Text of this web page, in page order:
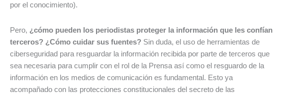
por el conocimiento).
Pero, ¿cómo pueden los periodistas proteger la información que les confían
terceros? ¿Cómo cuidar sus fuentes? Sin duda, el uso de herramientas de
ciberseguridad para resguardar la información recibida por parte de terceros que
sea necesaria para cumplir con el rol de la Prensa así como el resguardo de la
información en los medios de comunicación es fundamental. Esto ya
acompañado con las protecciones constitucionales del secreto de las